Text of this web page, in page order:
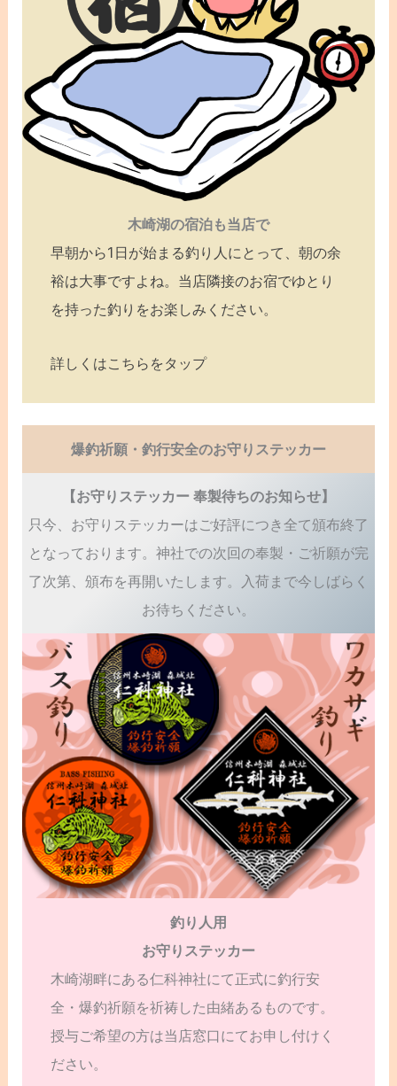
木崎湖の宿泊も当店で
早朝から1日が始まる釣り人にとって、朝の余
裕は大事ですよね。当店隣接のお宿でゆとり
を持った釣りをお楽しみください。
詳しくはこちらをタップ
爆釣祈願・釣行安全のお守りステッカー
【お守りステッカー 奉製待ちのお知らせ】
只今、お守りステッカーはご好評につき全て頒布終了
となっております。神社での次回の奉製・ご祈願が完
了次第、頒布を再開いたします。入荷まで今しばらく
お待ちください。
釣り人用
お守りステッカー
木崎湖畔にある仁科神社にて正式に釣行安
全・爆釣祈願を祈祷した由緒あるものです。
授与ご希望の方は当店窓口にてお申し付けく
ださい。